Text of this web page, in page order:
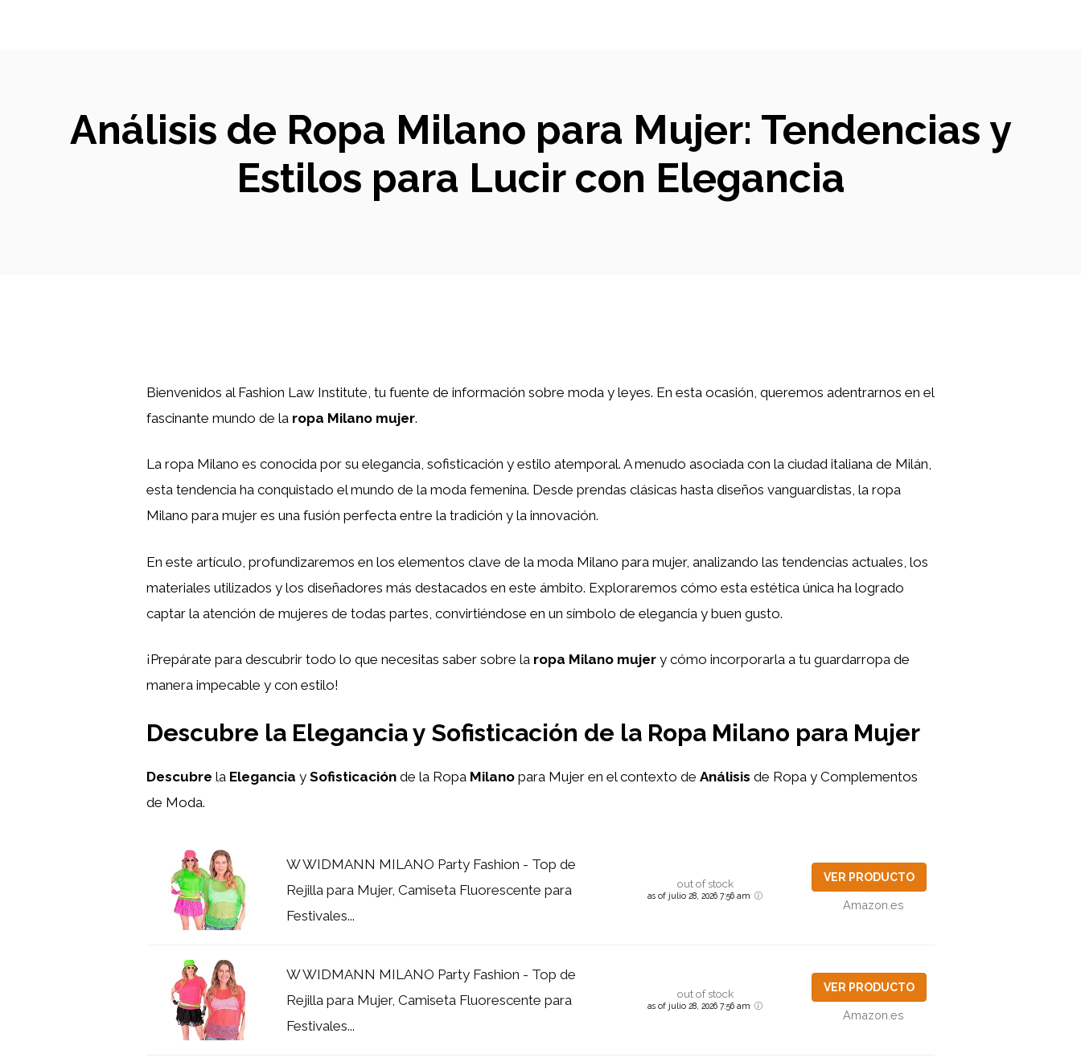
Análisis de Ropa Milano para Mujer: Tendencias y
Estilos para Lucir con Elegancia
Bienvenidos al Fashion Law Institute, tu fuente de información sobre moda y leyes. En esta ocasión, queremos adentrarnos en el
fascinante mundo de la ropa Milano mujer.
La ropa Milano es conocida por su elegancia, sofisticación y estilo atemporal. A menudo asociada con la ciudad italiana de Milán,
esta tendencia ha conquistado el mundo de la moda femenina. Desde prendas clásicas hasta diseños vanguardistas, la ropa
Milano para mujer es una fusión perfecta entre la tradición y la innovación.
En este artículo, profundizaremos en los elementos clave de la moda Milano para mujer, analizando las tendencias actuales, los
materiales utilizados y los diseñadores más destacados en este ámbito. Exploraremos cómo esta estética única ha logrado
captar la atención de mujeres de todas partes, convirtiéndose en un símbolo de elegancia y buen gusto.
¡Prepárate para descubrir todo lo que necesitas saber sobre la ropa Milano mujer y cómo incorporarla a tu guardarropa de
manera impecable y con estilo!
Descubre la Elegancia y Sofisticación de la Ropa Milano para Mujer
Descubre la Elegancia y Sofisticación de la Ropa Milano para Mujer en el contexto de Análisis de Ropa y Complementos
de Moda.
W WIDMANN MILANO Party Fashion - Top de
Rejilla para Mujer, Camiseta Fluorescente para
Festivales...
out of stock
as of julio 28, 2026 7:56 am
VER PRODUCTO
Amazon.es
W WIDMANN MILANO Party Fashion - Top de
Rejilla para Mujer, Camiseta Fluorescente para
Festivales...
out of stock
as of julio 28, 2026 7:56 am
VER PRODUCTO
Amazon.es